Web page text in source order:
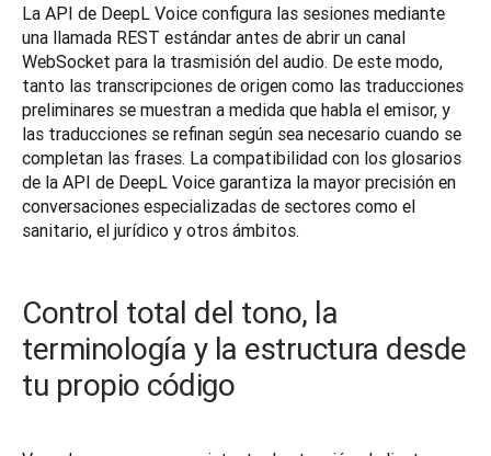
La API de DeepL Voice configura las sesiones mediante
una llamada REST estándar antes de abrir un canal
WebSocket para la trasmisión del audio. De este modo,
tanto las transcripciones de origen como las traducciones
preliminares se muestran a medida que habla el emisor, y
las traducciones se refinan según sea necesario cuando se
completan las frases. La compatibilidad con los glosarios
de la API de DeepL Voice garantiza la mayor precisión en
conversaciones especializadas de sectores como el
sanitario, el jurídico y otros ámbitos.
Control total del tono, la
terminología y la estructura desde
tu propio código